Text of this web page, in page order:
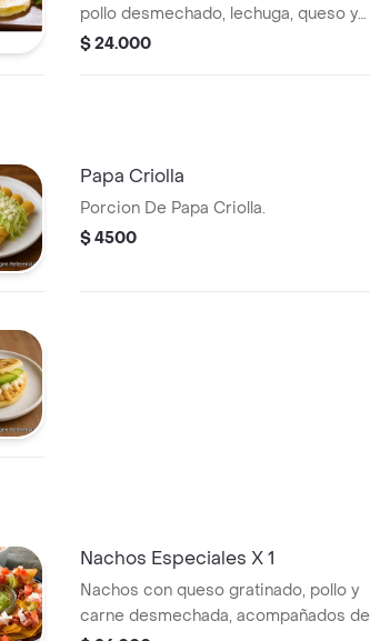
pollo desmechado, lechuga, queso y
salsas. .
$ 24.000
Papa Criolla
Porcion De Papa Criolla.
$ 4500
Nachos Especiales X 1
Nachos con queso gratinado, pollo y
carne desmechada, acompañados de